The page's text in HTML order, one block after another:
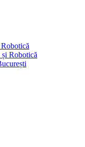
Robotică